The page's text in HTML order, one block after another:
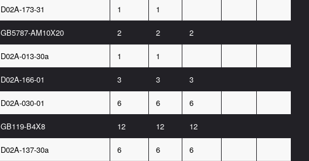
D02A-173-31 1 1
GB5787-AM10X20 2 2 2
D02A-013-30a 1 1
D02A-166-01 3 3 3
D02A-030-01 6 6 6
GB119-B4X8 12 12 12
D02A-137-30a 6 6 6